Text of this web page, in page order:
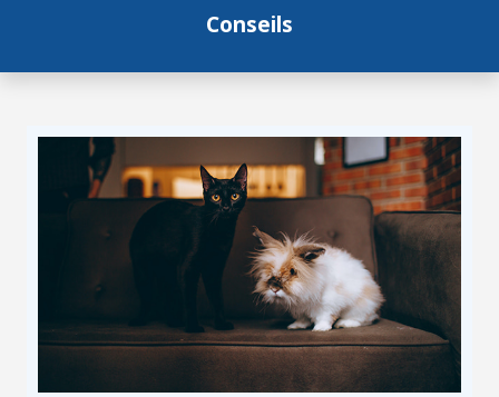
Conseils